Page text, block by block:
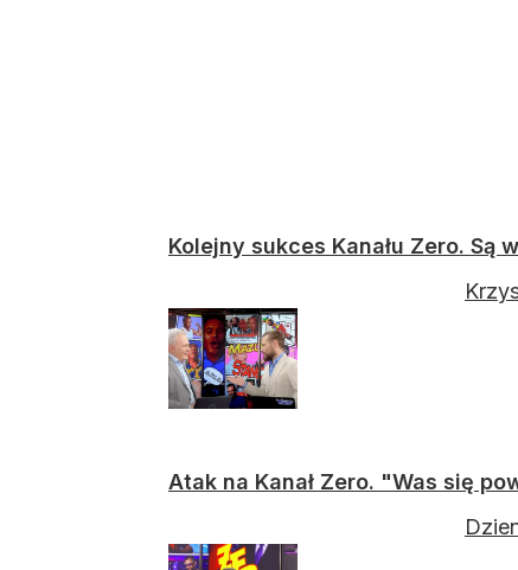
Kolejny sukces Kanału Zero. Są
Atak na Kanał Zero. "Was się